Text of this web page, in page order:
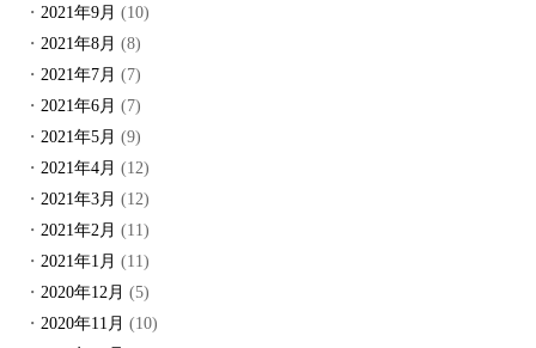
2021年9月 (10)
2021年8月 (8)
2021年7月 (7)
2021年6月 (7)
2021年5月 (9)
2021年4月 (12)
2021年3月 (12)
2021年2月 (11)
2021年1月 (11)
2020年12月 (5)
2020年11月 (10)